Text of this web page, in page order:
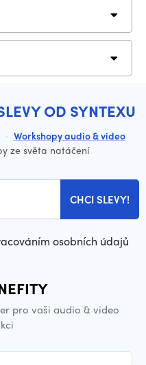
OD SYNTEXU
· Workshopy audio & video
ze světa natáčení
CHCI SLEVY!
osobních údajů
pro vaši audio & video